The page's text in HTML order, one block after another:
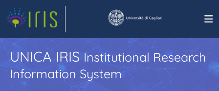
UNICA IRISInstitutional Research
Information System